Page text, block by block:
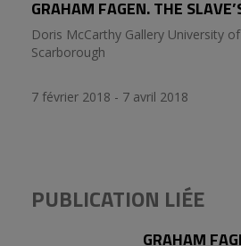
GRAHAM FAGEN. THE
Doris McCarthy Gallery University
Scarborough
7 février 2018 - 7 avril 2018
PUBLICATION LIÉE
GRAHAM